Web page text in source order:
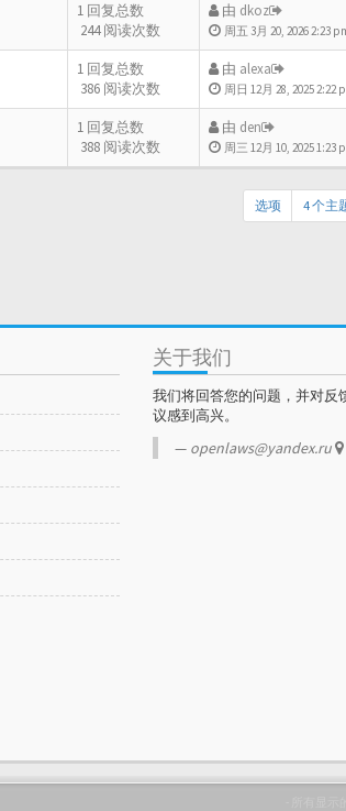
1 回复总数
244 阅读次数
由 dkoz
周五 3月 20, 2026 2:23
1 回复总数
386 阅读次数
由 alexa
周日 12月 28, 2025 2:22
1 回复总数
388 阅读次数
由 den
周三 12月 10, 2025 1:23
选项 4 个主
关于我们
我们将回答您的问题，并对反
议感到高兴。
openlaws@yandex.ru